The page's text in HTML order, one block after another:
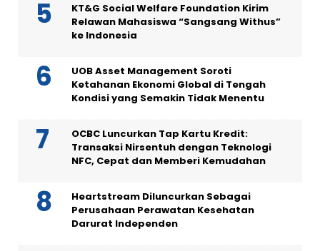
KT&G Social Welfare Foundation Kirim
Relawan Mahasiswa “Sangsang Withus”
ke Indonesia
UOB Asset Management Soroti
Ketahanan Ekonomi Global di Tengah
Kondisi yang Semakin Tidak Menentu
OCBC Luncurkan Tap Kartu Kredit:
Transaksi Nirsentuh dengan Teknologi
NFC, Cepat dan Memberi Kemudahan
Heartstream Diluncurkan Sebagai
Perusahaan Perawatan Kesehatan
Darurat Independen